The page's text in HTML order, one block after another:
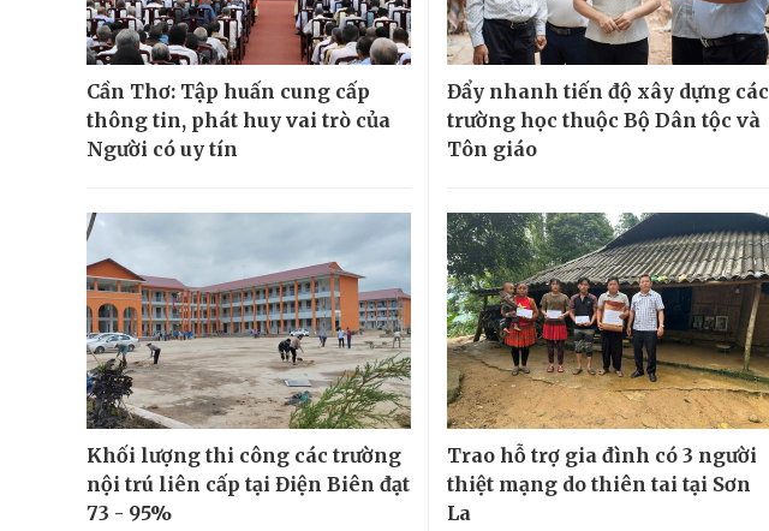
Cần Thơ: Tập huấn cung cấp
thông tin, phát huy vai trò của
Người có uy tín
Đẩy nhanh tiến độ xây dựng các
trường học thuộc Bộ Dân tộc và
Tôn giáo
Khối lượng thi công các trường
nội trú liên cấp tại Điện Biên đạt
73 - 95%
Trao hỗ trợ gia đình có 3 người
thiệt mạng do thiên tai tại Sơn
La